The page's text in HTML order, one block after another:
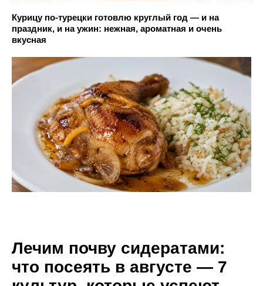
Курицу по-турецки готовлю круглый год — и на
праздник, и на ужин: нежная, ароматная и очень
вкусная
Лечим почву сидератами:
что посеять в августе — 7